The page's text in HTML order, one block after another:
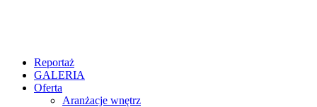
Reportaż
GALERIA
Oferta
Aranżacje wnętrz